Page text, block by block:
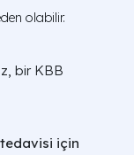
olabilir.
bir KBB
için